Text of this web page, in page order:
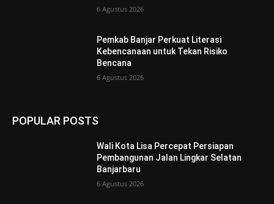
6 Agustus 2026
Pemkab Banjar Perkuat Literasi
Kebencanaan untuk Tekan Risiko
Bencana
6 Agustus 2026
POPULAR POSTS
Wali Kota Lisa Percepat Persiapan
Pembangunan Jalan Lingkar Selatan
Banjarbaru
6 Agustus 2026